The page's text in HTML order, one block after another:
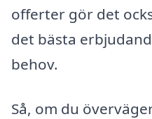
offerter gör det
det bästa
behov.
Så, om du